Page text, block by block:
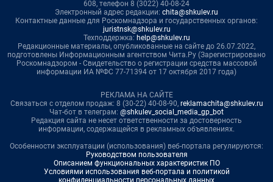
608, телефон 8 (3022) 40-08-24
Электронный адрес редакции: chita@shkulev.ru
Контактные данные для Роскомнадзора и государственных органов:
juristnsk@shkulev.ru
Техподдержка: help@shkulev.ru
Редакционные материалы, опубликованные на сайте до 26.07.2022,
подготовлены Информационным агентством Чита.Ру (Зарегистрировано
Роскомнадзором - Свидетельство о регистрации средства массовой
информации ИА №ФС 77-71394 от 17 октября 2017 года)
РЕКЛАМА НА САЙТЕ
Связаться с отделом продаж: 8 (30-22) 40-08-90, reklamachita@shkulev.ru
Чат-бот в телеграм: @shkulev_social_media_gp_bot
Редакция сайта не несет ответственности за достоверность
информации, содержащейся в рекламных объявлениях.
Особенности эксплуатации (использования) веб-портала регулируются:
Руководством пользователя
Описанием функциональных характеристик ПО
Условиями использования веб-портала и политикой
конфиденциальности персональных данных